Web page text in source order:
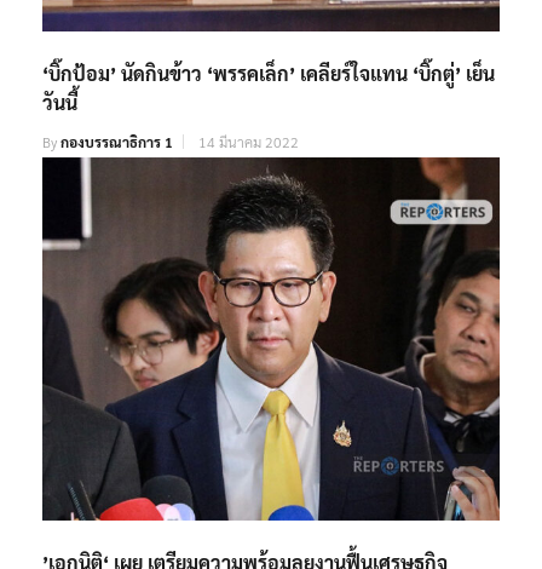
‘บิ๊กป้อม’ นัดกินข้าว ‘พรรคเล็ก’ เคลียร์ใจแทน ‘บิ๊กตู่’ เย็น
วันนี้
Byกองบรรณาธิการ 1 14 มีนาคม 2022
’เอกนิติ‘ เผย เตรียมความพร้อมลุยงานฟื้นเศรษฐกิจ